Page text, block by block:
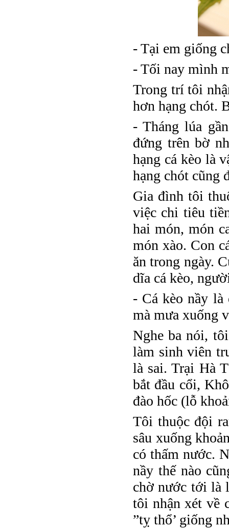
- Tại em giống
- Tối nay mình
Trong trí tôi
hơn hạng chót.
- Tháng lúa
đứng trên bờ
hạng cá kèo là
hạng chót cũng
Gia đình tôi
việc chi tiêu
hai món, món
món xào. Con
ăn trong ngày.
dĩa cá kèo,
- Cá kèo nầy là
mà mưa xuống
Nghe ba nói,
làm sinh viên
là sai. Trại Hà
bắt đầu cổi,
đào hốc (lỗ
Tôi thuộc đội
sâu xuống
có thấm nước.
nầy thế nào
chờ nước tới là
tôi nhận xét về
”tỵ thổ’ giống